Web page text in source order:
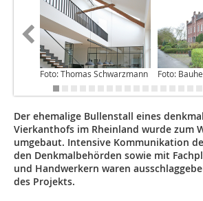
Foto: Thomas Schwarzmann Foto:
Der ehemalige Bullenstall eines
Vierkanthofs im Rheinland wurde zum
umgebaut. Intensive Kommunikation
den Denkmalbehörden sowie mit
und Handwerkern waren
des Projekts.